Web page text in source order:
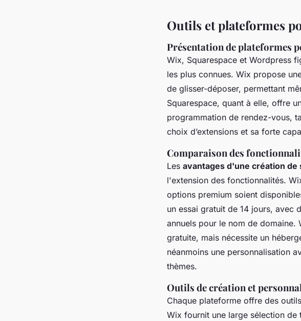
Outils et plateformes
Présentation de plateformes
Wix, Squarespace et Wordpress
les plus connues. Wix propose
de glisser-déposer, permettant
Squarespace, quant à elle, offre
programmation de rendez-vous,
choix d’extensions et sa forte
Comparaison des
Les avantages d'une création de
l'extension des fonctionnalités.
options premium soient
un essai gratuit de 14 jours, avec
annuels pour le nom de domaine.
gratuite, mais nécessite un
néanmoins une personnalisation
thèmes.
Outils de création et
Chaque plateforme offre des
Wix fournit une large sélection de